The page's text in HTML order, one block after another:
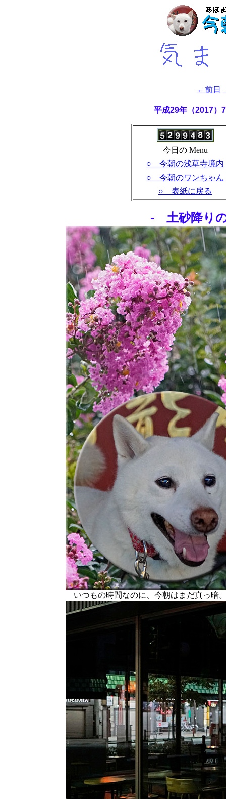
←前日
平成29年（2017
今日の Menu
○ 今朝の浅草寺境内
○ 今朝のワンちゃん
○ 表紙に戻る
- 土砂降り
いつもの時間なのに、今朝はまだ真っ暗